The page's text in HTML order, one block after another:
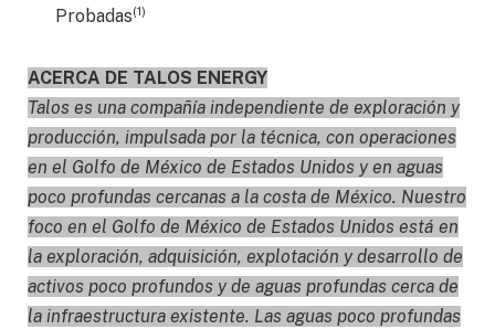
Probadas(1)
ACERCA DE TALOS ENERGY
Talos es una compañía independiente de exploración y
producción, impulsada por la técnica, con operaciones
en el Golfo de México de Estados Unidos y en aguas
poco profundas cercanas a la costa de México. Nuestro
foco en el Golfo de México de Estados Unidos está en
la exploración, adquisición, explotación y desarrollo de
activos poco profundos y de aguas profundas cerca de
la infraestructura existente. Las aguas poco profundas